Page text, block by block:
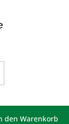
Gib den
den Warenkorb